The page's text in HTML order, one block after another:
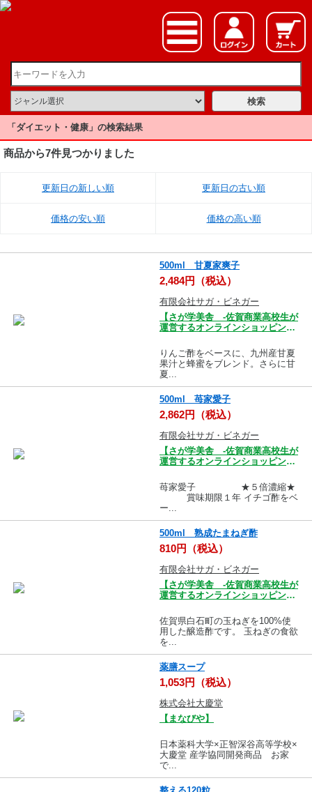
「ダイエット・健康」の検索結果
商品から7件見つかりました
更新日の新しい順 更新日の古い順
価格の安い順 価格の高い順
500ml 甘夏家爽子
2,484円（税込）
有限会社サガ・ビネガー
【さが学美舎 -佐賀商業高校生が
運営するオンラインショッピング
りんご酢をベースに、九州産甘夏
果汁と蜂蜜をブレンド。さらに甘
夏...
500ml 苺家愛子
2,862円（税込）
有限会社サガ・ビネガー
【さが学美舎 -佐賀商業高校生が
運営するオンラインショッピング
苺家愛子 ★５倍濃縮★
賞味期限１年 イチゴ酢をベ
ー...
500ml 熟成たまねぎ酢
810円（税込）
有限会社サガ・ビネガー
【さが学美舎 -佐賀商業高校生が
運営するオンラインショッピング
佐賀県白石町の玉ねぎを100%使
用した醸造酢です。 玉ねぎの食欲
を...
薬膳スープ
1,053円（税込）
株式会社大慶堂
【まなびや】
日本薬科大学×正智深谷高等学校×
大慶堂 産学協同開発商品 お家
で...